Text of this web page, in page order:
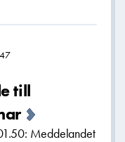
till
Meddelandet